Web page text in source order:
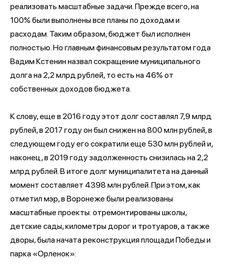
реализовать масштабные задачи. Прежде всего, на
100% были выполнены все планы по доходам и
расходам. Таким образом, бюджет был исполнен
полностью. Но главным финансовым результатом года
Вадим Кстенин назвал сокращение муниципального
долга на 2,2 млрд рублей, то есть на 46% от
собственных доходов бюджета.
К слову, еще в 2016 году этот долг составлял 7,9 млрд
рублей, в 2017 году он был снижен на 800 млн рублей, в
следующем году его сократили еще 530 млн рублей и,
наконец, в 2019 году задолженность снизилась на 2,2
млрд рублей. В итоге долг муниципалитета на данный
момент составляет 4398 млн рублей. При этом, как
отметил мэр, в Воронеже были реализованы
масштабные проекты: отремонтированы школы,
детские сады, километры дорог и тротуаров, а также
дворы, была начата реконструкция площади Победы и
парка «Орленок»: